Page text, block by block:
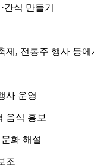
식 만들기
제, 전통주 행사 등
사 운영
음식 홍보
화 해설
조